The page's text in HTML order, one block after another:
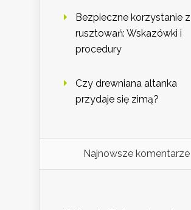
Bezpieczne korzystanie z
rusztowań: Wskazówki i
procedury
Czy drewniana altanka
przydaje się zimą?
Najnowsze komentarze